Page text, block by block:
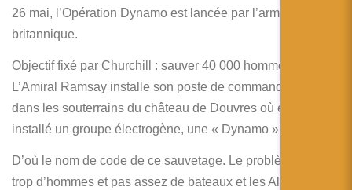
26 mai, l’Opération Dynamo est lancée par l’armée
britannique.
Objectif fixé par Churchill : sauver 40 000 hommes.
L’Amiral Ramsay installe son poste de commandement
dans les souterrains du château de Douvres où était
installé un groupe électrogène, une « Dynamo ».
D’où le nom de code de ce sauvetage. Le problème ? Il y a
trop d’hommes et pas assez de bateaux et les Allemands